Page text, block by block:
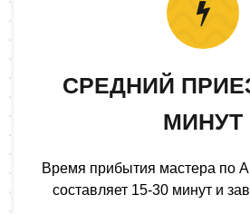
СРЕДНИЙ
МИНУТ
Время прибытия мастера по
составляет 15-30 минут и